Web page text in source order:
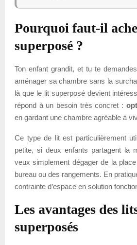
Pourquoi faut-il
superposé ?
Ton enfant grandit, et tu te
aménager sa chambre sans la
là que le lit superposé devient
répond à un besoin très concret :
en gardant une chambre agréable à
Ce type de lit est particulièrement
petite, si deux enfants partagent la
veux simplement dégager de la
bureau ou des rangements. En
contrainte d’espace en solution
Les avantages des
superposés